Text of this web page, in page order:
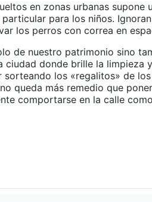
en zonas urbanas supone
para los niños.
los perros con correa en
de nuestro patrimonio sino
ciudad donde brille la limpieza
sorteando los «regalitos» de
queda más remedio que
comportarse en la calle